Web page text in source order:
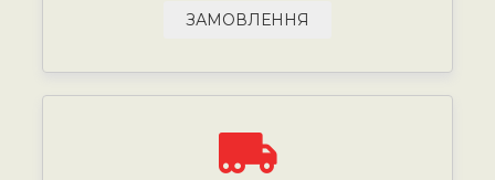
ЗАМОВЛЕННЯ